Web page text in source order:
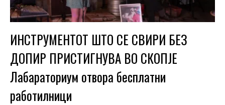
ИНСТРУМЕНТОТ ШТО СЕ СВИРИ БЕЗ
ДОПИР ПРИСТИГНУВА ВО СКОПЈЕ
Лабараториум отвора бесплатни
работилници